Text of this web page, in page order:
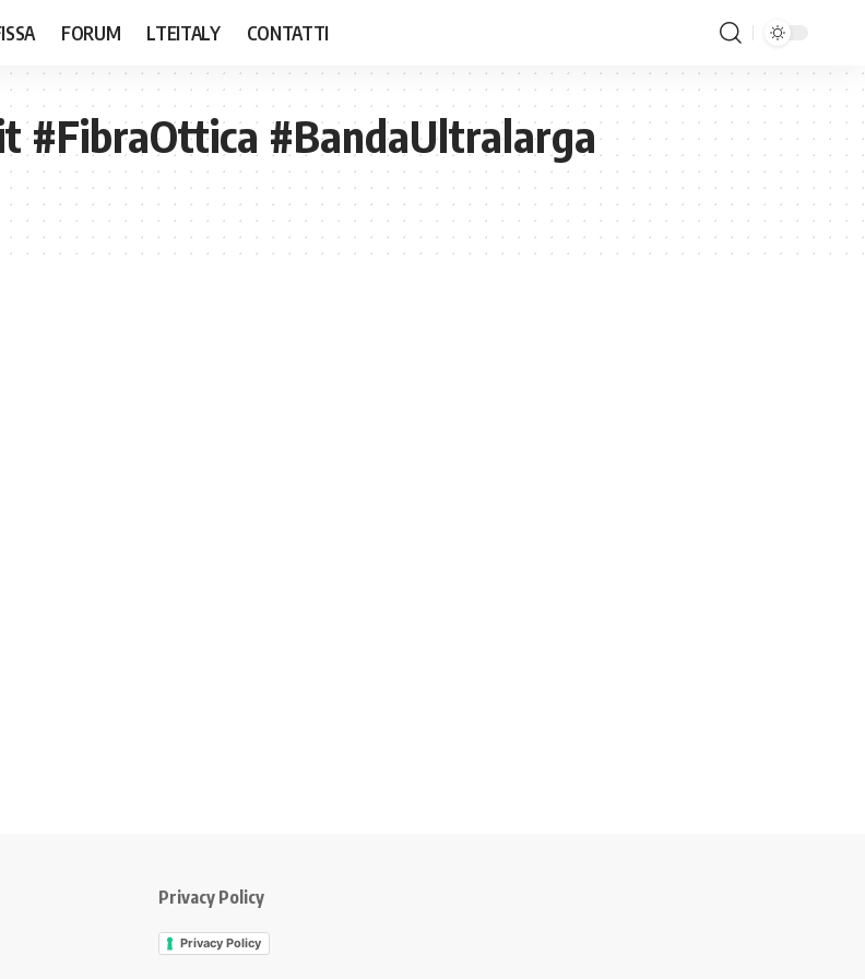
FORUM LTEITALY CONTATTI
#FibraOttica #BandaUltralarga
Privacy Policy
Privacy Policy